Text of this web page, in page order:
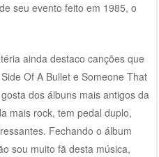
seu evento feito em 1985, o
ainda destaco canções que
Of A Bullet e Someone That
dos álbuns mais antigos da
mais rock, tem pedal duplo,
Fechando o álbum
sou muito fã desta música,